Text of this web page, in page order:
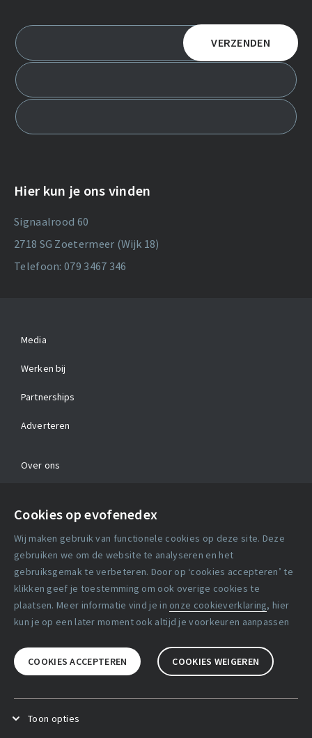
Cookies op evofenedex
Wij maken gebruik van functionele cookies op deze site. Deze
gebruiken we om de website te analyseren en het
gebruiksgemak te verbeteren. Door op ‘cookies accepteren’ te
klikken geef je toestemming om ook overige cookies te
plaatsen. Meer informatie vind je in onze cookieverklaring, hier
kun je op een later moment ook altijd je voorkeuren aanpassen
COOKIES ACCEPTEREN COOKIES WEIGEREN
Toon opties
Hier kun je ons vinden
Signaalrood 60
2718 SG Zoetermeer (Wijk 18)
Telefoon: 079 3467 346
Media
Werken bij
Partnerships
Adverteren
Over ons
Algemene voorwaarden
Cookie verklaring
Copyright statement
Lidmaatschapsvoorwaarden
Disclaimer
Privacy verklaring